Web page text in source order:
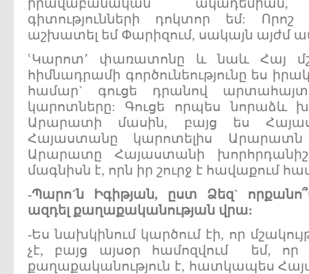
իրավաբանական ակադեմիան,
գիտությունների դոկտոր եմ:
աշխատել եմ Փարիզում, սակայն այժմ
ՙԿարոտ՚ փառատոնը և նաև Հայ
հիմնադրամի գործունեությունը ես
համար` գուցե դրանով
կարոտները: Գուցե որպես նորաձև
Արարատի մասին, բայց ես
Հայաստանը կարոտելիս
Արարատը Հայաստանի
մագնիսն է, որն իր շուրջ է հավաքում
-Պարո´ն Իգիթյան, ըստ Ձեզ`
ազդել քաղաքականության վրա:
-Ես նախկինում կարծում էի, որ
չէ, բայց այսօր համոզվում եմ, որ
քաղաքականություն է, հատկապես